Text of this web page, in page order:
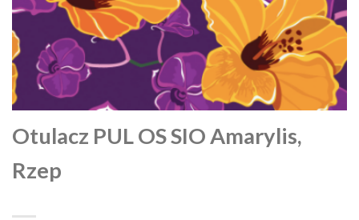
Otulacz PUL OS SIO Amarylis,
Rzep